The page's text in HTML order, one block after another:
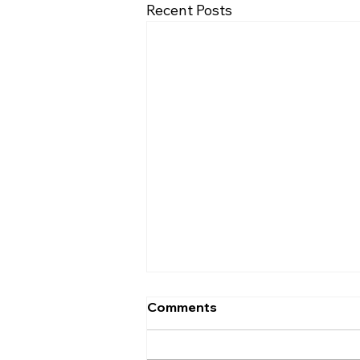
Recent Posts
[2026.08.02] “세상에서 제일
Comments